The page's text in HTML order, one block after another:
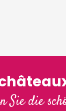
Sie die